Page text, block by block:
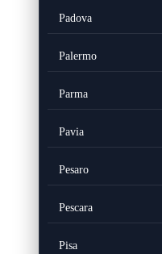
Padova
Palermo
Parma
Pavia
Pesaro
Pescara
Pisa